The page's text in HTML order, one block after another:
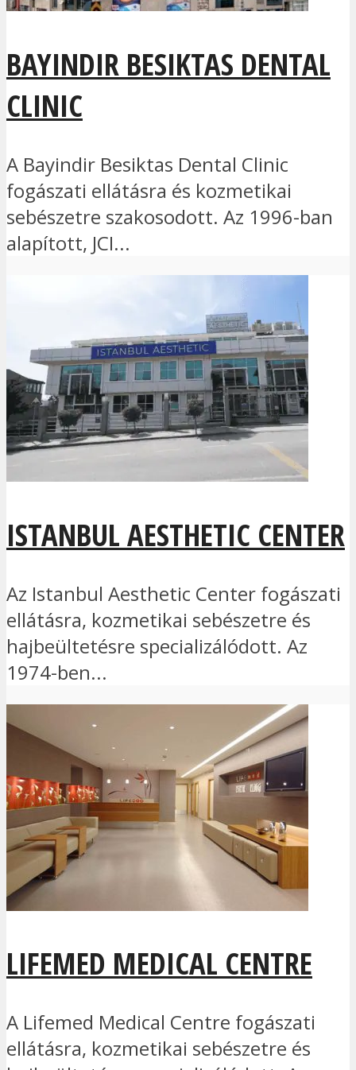
BAYINDIR BESIKTAS DENTAL
CLINIC
A Bayindir Besiktas Dental Clinic
fogászati ellátásra és kozmetikai
sebészetre szakosodott. Az 1996-ban
alapított, JCI...
ISTANBUL AESTHETIC CENTER
Az Istanbul Aesthetic Center fogászati
ellátásra, kozmetikai sebészetre és
hajbeültetésre specializálódott. Az
1974-ben...
LIFEMED MEDICAL CENTRE
A Lifemed Medical Centre fogászati
ellátásra, kozmetikai sebészetre és